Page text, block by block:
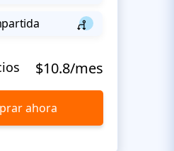
$10.8/mes
ahora